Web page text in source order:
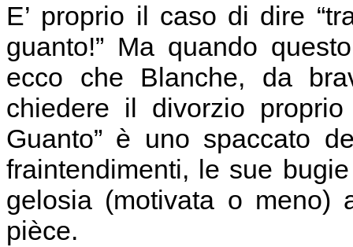
E’ proprio il caso di dire
guanto!” Ma quando
ecco che Blanche, da
chiedere il divorzio
Guanto” è uno spaccato
fraintendimenti, le sue
gelosia (motivata o meno)
pièce.